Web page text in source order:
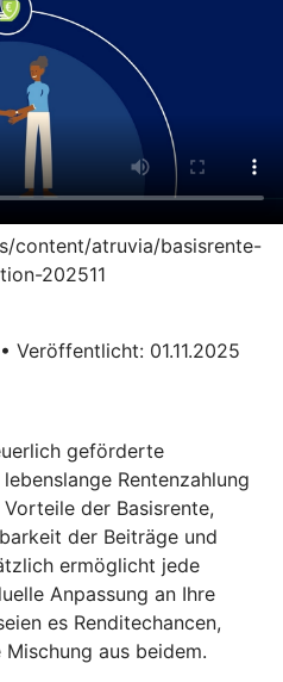
content/atruvia/basisrente-
202511
Veröffentlicht: 01.11.2025
geförderte
Rentenzahlung
der Basisrente,
der Beiträge und
ermöglicht jede
Anpassung an Ihre
es Renditechancen,
aus beidem.